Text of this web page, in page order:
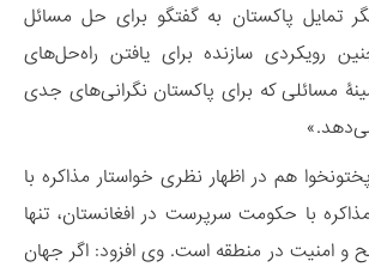
تمایل پاکستان به گفتگو برای حل مسائل
رویکردی سازنده برای یافتن راه‌حل‌های
مسائلی که برای پاکستان نگرانی‌های جدی
می‌دهد.»
هم در اظهار نظری خواستار مذاکره با
با حکومت سرپرست در افغانستان، تنها
و امنیت در منطقه است. وی افزود: اگر جهان